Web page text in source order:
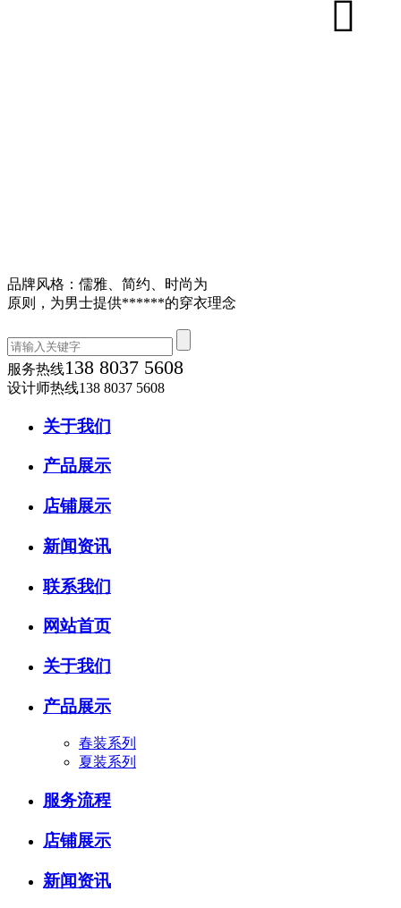
品牌风格：儒雅、简约、时尚为
原则，为男士提供******的穿衣理念
服务热线138 8037 5608
设计师热线138 8037 5608
关于我们
产品展示
店铺展示
新闻资讯
联系我们
网站首页
关于我们
产品展示
春装系列
夏装系列
服务流程
店铺展示
新闻资讯